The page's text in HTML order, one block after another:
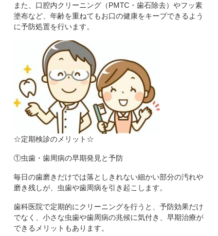
また、口腔内クリーニング（PMTC ・歯石除去）やフッ素
塗布など、年齢を重ねてもお口の健康をキープできるよう
に予防処置を行います。
☆定期検診のメリット ☆
①虫歯・歯周病の早期発見と予防
毎日の歯磨きだけでは落としきれない細かい部分の汚れや
磨き残しが、虫歯や歯周病を引き起こします。
歯科医院で定期的にクリーニングを行うと、予防効果だけ
でなく、小さな虫歯や歯周病の兆候に気付き、早期治療が
できるメリットもあります。